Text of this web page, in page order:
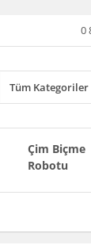
0
Çim Biçme
Robotu